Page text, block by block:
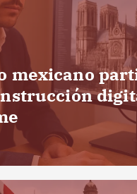
mexicano